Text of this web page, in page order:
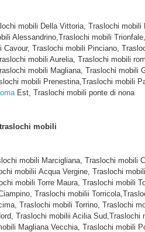
mobili Della Vittoria, Traslochi
Alessandrino,Traslochi mobili
Traslochi mobili Pinciano,
mobili Aurelia, Traslochi mobili
mobili Magliana, Traslochi
mobili Prenestina,Traslochi mobili
Est, Traslochi mobili ponte di nona
mobili
mobili Marcigliana, Traslochi
mobilii Acqua Vergine, Traslochi
mobili Torre Maura, Traslochi mobili
Traslochi mobilii
Traslochi mobili Torrino, Traslochi
Traslochi mobilii Acilia
Magliana Vecchia, Traslochi mobili